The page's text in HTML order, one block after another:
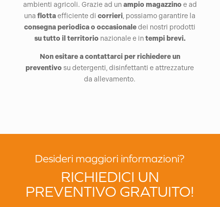
ambienti agricoli. Grazie ad un ampio magazzino e ad
unaflottaefficiente dicorrieri, possiamo garantire la
consegna periodica o occasionaledei nostri prodotti
su tutto il territorio nazionale e in tempi brevi.
Non esitare a contattarci per richiedere un
preventivo su detergenti, disinfettanti e attrezzature
da allevamento.
Desideri maggiori informazioni?
RICHIEDICI UN
PREVENTIVO GRATUITO!